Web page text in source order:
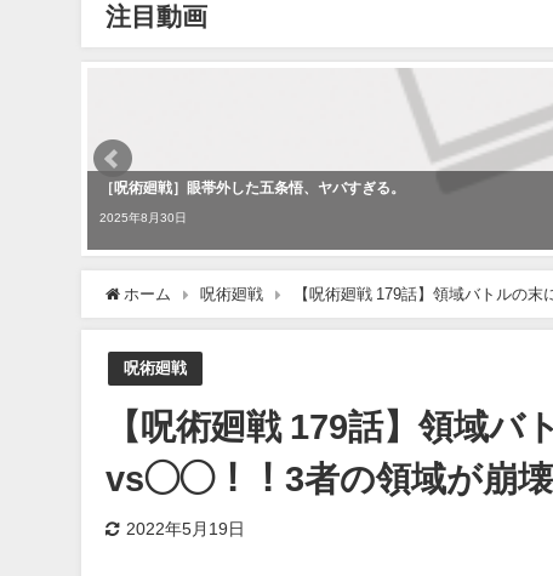
注目動画
［呪術廻戦］眼帯外した五条悟、ヤバすぎる。
2025年8月30日
ホーム 呪術廻戦 【呪術廻戦 179話】領域バトルの
呪術廻戦
【呪術廻戦 179話】領域
vs◯◯！！3者の領域が崩
2022年5月19日